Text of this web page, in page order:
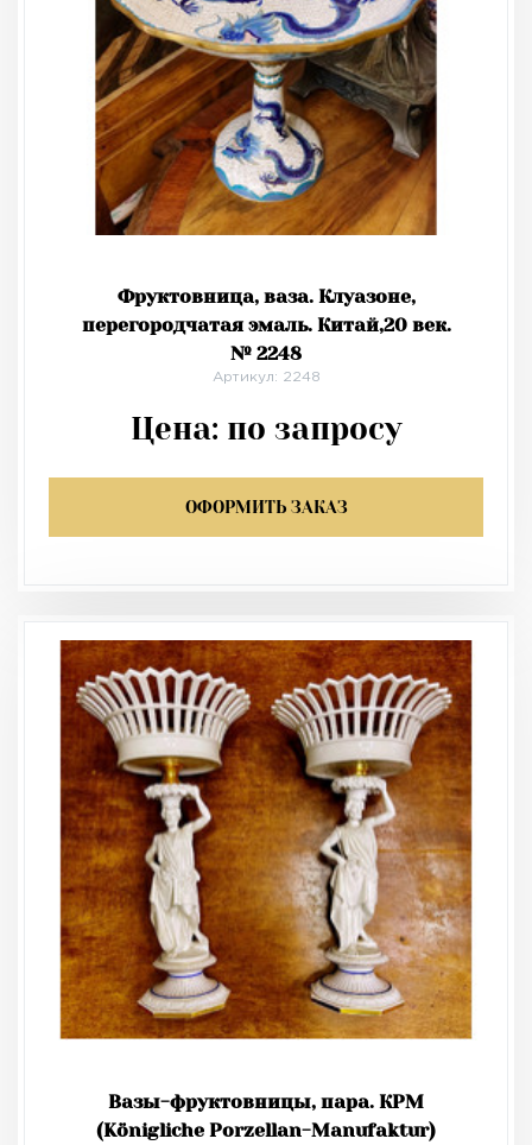
Фруктовница, ваза. Клуазоне,
перегородчатая эмаль. Китай,20 век.
№ 2248
Артикул: 2248
Цена: по запросу
ОФОРМИТЬ ЗАКАЗ
Вазы-фруктовницы, пара. КРМ
(Königliche Porzellan-Manufaktur)